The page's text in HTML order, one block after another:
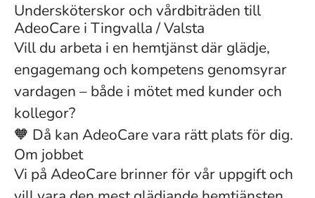
Undersköterskor och vårdbiträden till
AdeoCare i Tingvalla / Valsta
Vill du arbeta i en hemtjänst där glädje,
engagemang och kompetens genomsyrar
vardagen – både i mötet med kunder och
kollegor?
🧡 Då kan AdeoCare vara rätt plats för dig.
Om jobbet
Vi på AdeoCare brinner för vår uppgift och